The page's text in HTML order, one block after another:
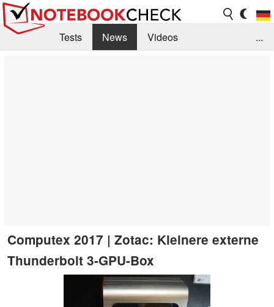
Tests News
Videos
...
Computex 2017 | Zotac: Kleinere externe
Thunderbolt 3-GPU-Box